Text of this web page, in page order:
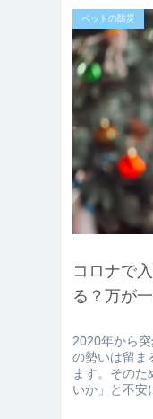
ペットの防災
コロナで
る？万が
2020年から
の勢いは留ま
ます。そのた
いか」と不安